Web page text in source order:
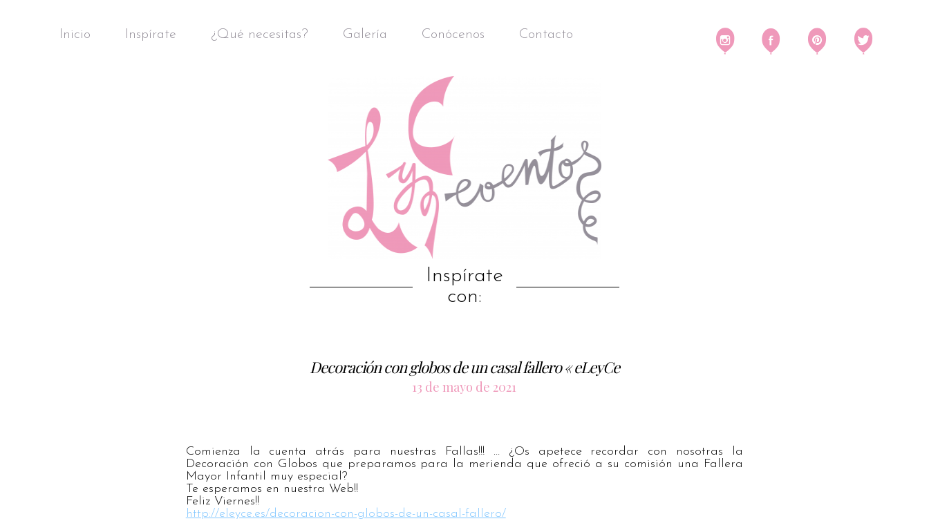
Inicio Inspírate ¿Qué necesitas? Galería Conócenos Contacto
Inspírate
con:
Decoración con globos de un casal fallero « eLeyCe
13 de mayo de 2021
Comienza la cuenta atrás para nuestras Fallas!!! … ¿Os apetece recordar con nosotras la
Decoración con Globos que preparamos para la merienda que ofreció a su comisión una Fallera
Mayor Infantil muy especial?
Te esperamos en nuestra Web!!
Feliz Viernes!!
http://eleyce.es/decoracion-con-globos-de-un-casal-fallero/